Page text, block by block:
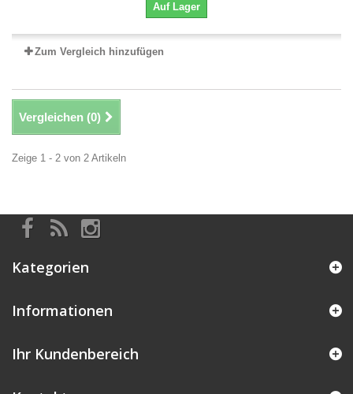
Auf Lager
Zum Vergleich hinzufügen
Vergleichen (0)
Zeige 1 - 2 von 2 Artikeln
Kategorien
Informationen
Ihr Kundenbereich